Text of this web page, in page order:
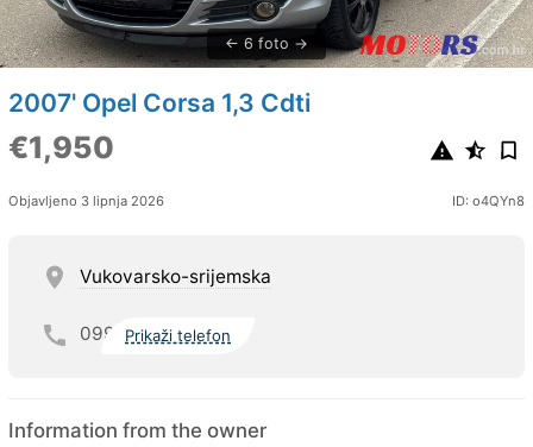
6 foto
2007' Opel Corsa 1,3 Cdti
€1,950
Objavljeno 3 lipnja 2026 ID: o4QYn8
Vukovarsko-srijemska
099 Prikaži telefon
Information from the owner